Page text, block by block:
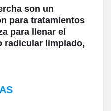
son un
para tratamientos
para llenar el
radicular limpiado,